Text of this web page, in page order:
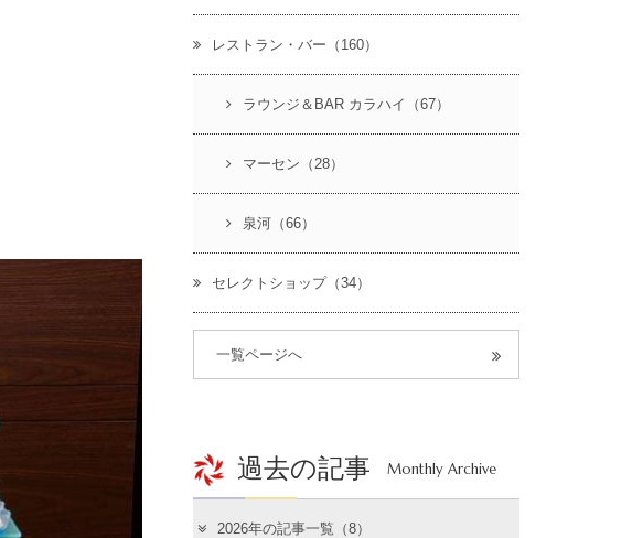
レストラン・バー（160）
ラウンジ＆BAR カラハイ（67）
マーセン（28）
泉河（66）
セレクトショップ（34）
一覧ページへ
過去の記事 Monthly Archive
2026年の記事一覧（8）